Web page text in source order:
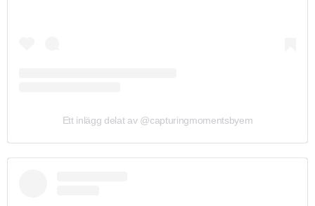
Ett inlägg delat av @capturingmomentsbyem